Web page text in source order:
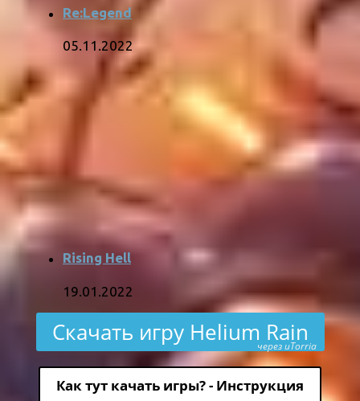
Re:Legend
05.11.2022
Rising Hell
19.01.2022
Скачать игру Helium Rain
через uTorria
Как тут качать игры? - Инструкция